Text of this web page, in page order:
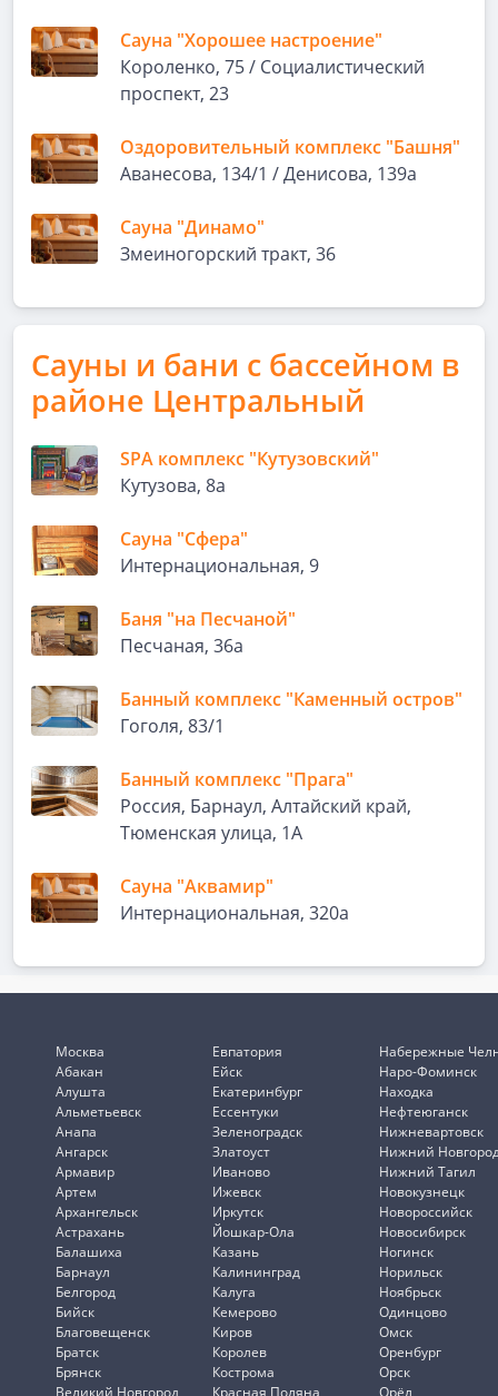
Сауна "Хорошее настроение"
Короленко, 75 / Социалистический
проспект, 23
Оздоровительный комплекс "Башня"
Аванесова, 134/1 / Денисова, 139а
Сауна "Динамо"
Змеиногорский тракт, 36
Сауны и бани с бассейном в
районе Центральный
SPA комплекс "Кутузовский"
Кутузова, 8а
Сауна "Сфера"
Интернациональная, 9
Баня "на Песчаной"
Песчаная, 36а
Банный комплекс "Каменный остров"
Гоголя, 83/1
Банный комплекс "Прага"
Россия, Барнаул, Алтайский край,
Тюменская улица, 1А
Сауна "Аквамир"
Интернациональная, 320а
Москва
Абакан
Алушта
Альметьевск
Анапа
Ангарск
Армавир
Артем
Архангельск
Астрахань
Балашиха
Барнаул
Белгород
Бийск
Благовещенск
Братск
Брянск
Великий Новгород
Евпатория
Ейск
Екатеринбург
Ессентуки
Зеленоградск
Златоуст
Иваново
Ижевск
Иркутск
Йошкар-Ола
Казань
Калининград
Калуга
Кемерово
Киров
Королев
Кострома
Красная Поляна
Набережные
Наро-Фоминск
Находка
Нефтеюганск
Нижневартовск
Нижний
Нижний Тагил
Новокузнецк
Новороссийск
Новосибирск
Ногинск
Норильск
Ноябрьск
Одинцово
Омск
Оренбург
Орск
Орёл